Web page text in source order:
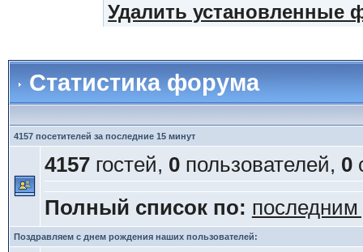
Удалить установленные
Статистика форума
4157 посетителей за последние 15 минут
4157гостей, 0пользователей, 0
Полный список по:
Поздравляем с днем рождения наших пользователей: